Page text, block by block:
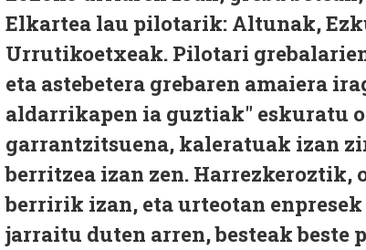
Elkartea lau pilotarik: Altunak,
Urrutikoetxeak. Pilotari
eta astebetera grebaren amaiera
aldarrikapen ia guztiak" eskuratu
garrantzitsuena, kaleratuak izan
berritzea izan zen. Harrezkeroztik,
berririk izan, eta urteotan
jarraitu duten arren, besteak beste